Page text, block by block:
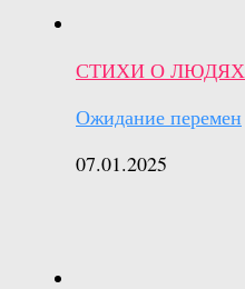
СТИХИ О ЛЮДЯХ
Ожидание перемен
07.01.2025